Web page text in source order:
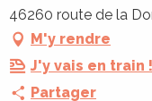
46260 route de la
M'y rendre
J'y vais en train !
Partager